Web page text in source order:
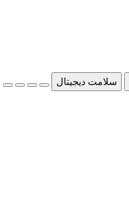
سلامت دیجیتال